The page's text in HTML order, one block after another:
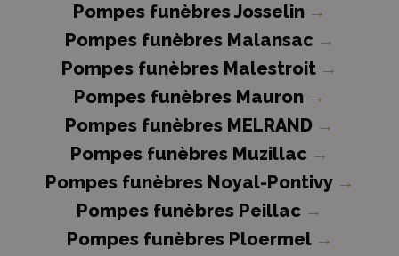
Pompes funèbres Josselin →
Pompes funèbres Malansac →
Pompes funèbres Malestroit →
Pompes funèbres Mauron →
Pompes funèbres MELRAND →
Pompes funèbres Muzillac →
Pompes funèbres Noyal-Pontivy →
Pompes funèbres Peillac →
Pompes funèbres Ploermel →